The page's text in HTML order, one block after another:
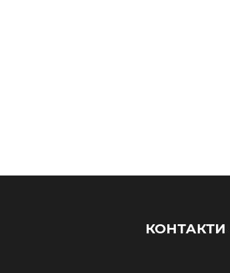
КОНТАКТИ